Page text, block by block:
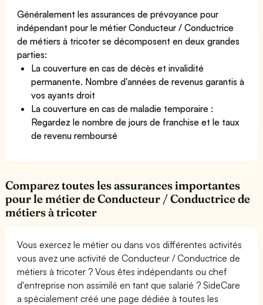
Généralement les assurances de prévoyance pour
indépendant pour le métier Conducteur / Conductrice
de métiers à tricoter se décomposent en deux grandes
parties:
La couverture en cas de décès et invalidité
permanente. Nombre d'années de revenus garantis à
vos ayants droit
La couverture en cas de maladie temporaire :
Regardez le nombre de jours de franchise et le taux
de revenu remboursé
Comparez toutes les assurances importantes
pour le métier de Conducteur / Conductrice de
métiers à tricoter
Vous exercez le métier ou dans vos différentes activités
vous avez une activité de Conducteur / Conductrice de
métiers à tricoter ? Vous êtes indépendants ou chef
d'entreprise non assimilé en tant que salarié ? SideCare
a spécialement créé une page dédiée à toutes les